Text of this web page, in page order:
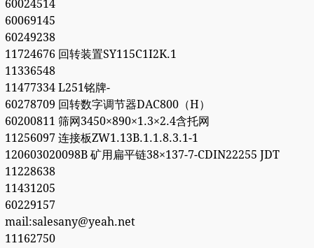
60024514
60069145
60249238
11724676 回转装置SY115C1I2K.1
11336548
11477334 L251铭牌-
60278709 回转数字调节器DAC800（H）
60200811 筛网3450×890×1.3×2.4含托网
11256097 连接板ZW1.13B.1.1.8.3.1-1
120603020098B 矿用扁平链38×137-7-CDIN22255 JDT
11228638
11431205
60229157
mail:salesany@yeah.net
11162750